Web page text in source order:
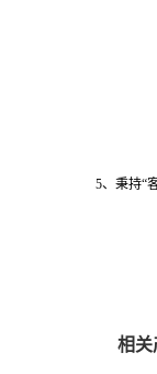
5、秉持“
相关